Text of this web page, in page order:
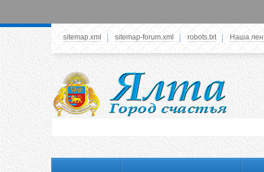
У вас нет прав просматривать данное меню,
пожалуйста, войдите на сайт под своим
логином или зарегестрируйтесь! Это позволит
вам пользоваться всеми функциями нашего
sitemap.xml sitemap-forum.xml robots.txt Наша